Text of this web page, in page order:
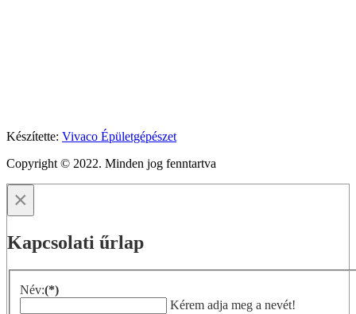
Készítette: Vivaco Épületgépészet
Copyright © 2022. Minden jog fenntartva
×
Kapcsolati űrlap
Név:(*)
Kérem adja meg a nevét!